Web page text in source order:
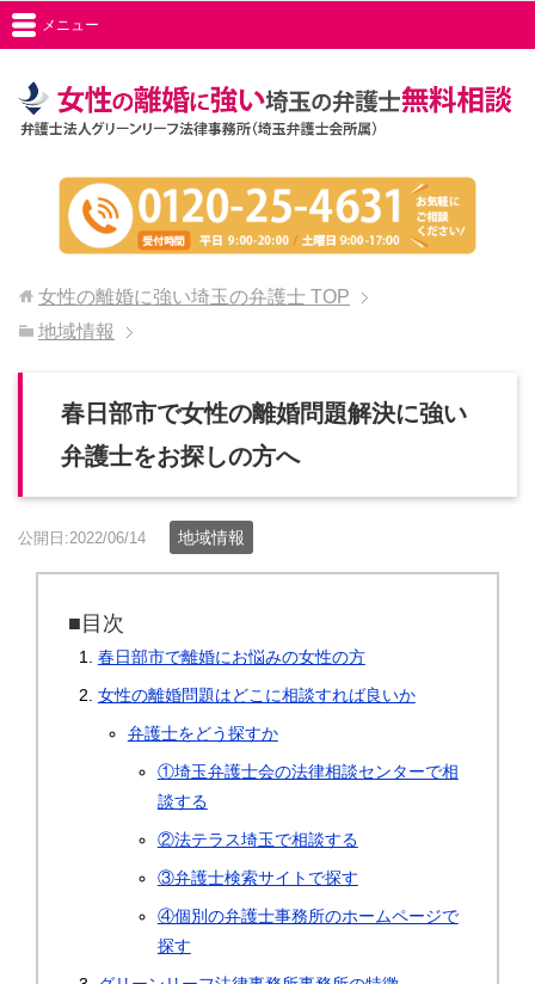
メニュー
女性の離婚に強い埼玉の弁護士 TOP
地域情報
春日部市で女性の離婚問題解決に強い
弁護士をお探しの方へ
公開日:2022/06/14 地域情報
■目次
春日部市で離婚にお悩みの女性の方
女性の離婚問題はどこに相談すれば良いか
弁護士をどう探すか
①埼玉弁護士会の法律相談センターで相
談する
②法テラス埼玉で相談する
③弁護士検索サイトで探す
④個別の弁護士事務所のホームページで
探す